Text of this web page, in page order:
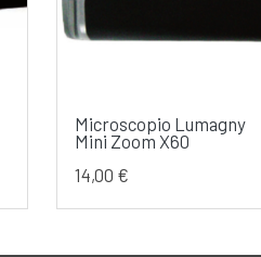
Microscopio Lumagny
Mini Zoom X60
14,00 €